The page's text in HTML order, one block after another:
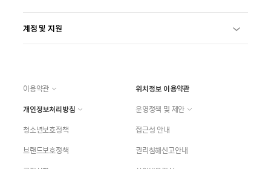
계정 및 지원
이용약관
위치정보 이용약관
개인정보처리방침
운영정책 및 제안
청소년보호정책
접근성 안내
브랜드보호정책
권리침해신고안내